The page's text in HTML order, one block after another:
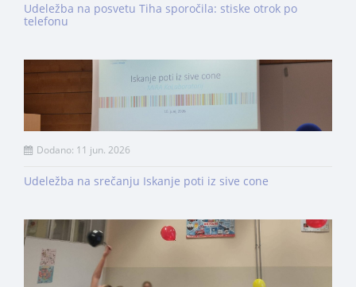
Udeležba na posvetu Tiha sporočila: stiske otrok po
telefonu
Dodano: 11 jun. 2026
Udeležba na srečanju Iskanje poti iz sive cone